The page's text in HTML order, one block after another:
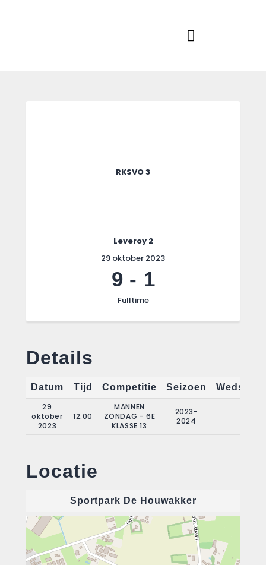
RKSVO 3
Leveroy 2
29 oktober 2023
9- 1
Fulltime
Details
Datum Tijd Competitie Seizoen
29
oktober
2023
12:00
MANNEN
ZONDAG - 6E
KLASSE 13
2023-
2024
Locatie
Sportpark De Houwakker